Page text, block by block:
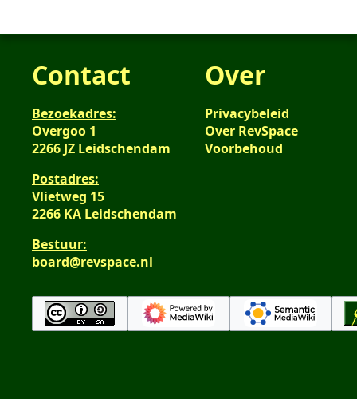
a
m
n
v
t
t
i
g
s
s
m
e
v
a
t
t
i
g
Contact
Bezoekadres:
Overgoo 1
2266 JZ Leidschendam
Postadres:
Vlietweg 15
2266 KA Leidschendam
Bestuur:
board@revspace.nl
Over
Privacybeleid
Over RevSpace
Voorbehoud